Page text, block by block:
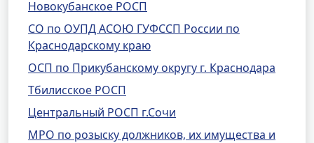
Новокубанское РОСП
СО по ОУПД АСОЮ ГУФССП России по
Краснодарскому краю
ОСП по Прикубанскому округу г. Краснодара
Тбилисское РОСП
Центральный РОСП г.Сочи
МРО по розыску должников, их имущества и